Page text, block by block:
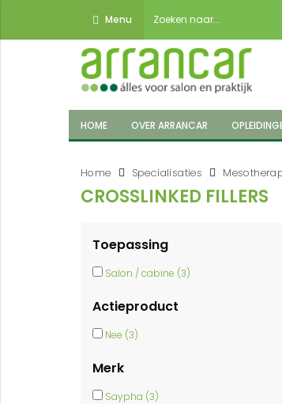
Menu
HOME OVER ARRANCAR
Home Specialisaties
CROSSLINKED FILLERS
Toepassing
Salon / cabine (3)
Actieproduct
Nee (3)
Merk
Saypha (3)